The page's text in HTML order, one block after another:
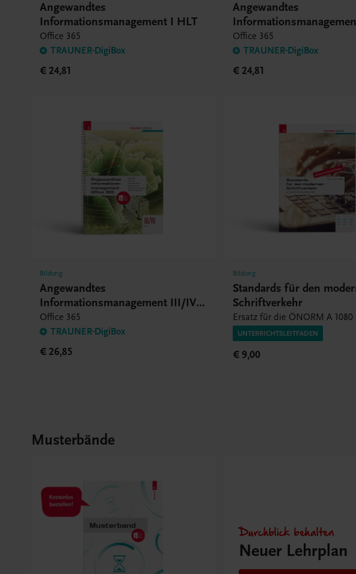
Angewandtes
Informationsmanagement I HLT
Office 365
TRAUNER-DigiBox
€ 24,81
Angewandtes
Office 365
TRAUNER-DigiBox
€ 24,81
Bildung
Angewandtes
Informationsmanagement III/IV
HLT
Office 365
TRAUNER-DigiBox
€ 26,85
Bildung
Standards für den
Schriftverkehr
Ersatz für die ÖNORM A 1080
UNTERRICHTSLEITFADEN
€ 9,00
Musterbände
Durchblick behalten
Neuer Lehrplan